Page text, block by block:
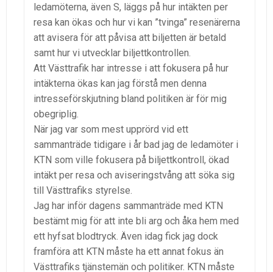
ledamöterna, även S, läggs på hur intäkten per
resa kan ökas och hur vi kan ”tvinga” resenärerna
att avisera för att påvisa att biljetten är betald
samt hur vi utvecklar biljettkontrollen.
Att Västtrafik har intresse i att fokusera på hur
intäkterna ökas kan jag förstå men denna
intresseförskjutning bland politiken är för mig
obegriplig.
När jag var som mest upprörd vid ett
sammanträde tidigare i år bad jag de ledamöter i
KTN som ville fokusera på biljettkontroll, ökad
intäkt per resa och aviseringstvång att söka sig
till Västtrafiks styrelse.
Jag har inför dagens sammanträde med KTN
bestämt mig för att inte bli arg och åka hem med
ett hyfsat blodtryck. Även idag fick jag dock
framföra att KTN måste ha ett annat fokus än
Västtrafiks tjänstemän och politiker. KTN måste